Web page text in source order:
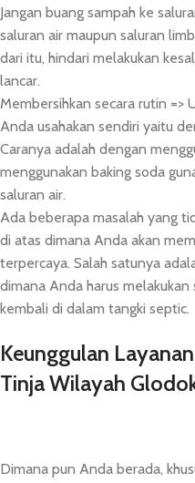
Jangan buang sampah ke
saluran air maupun saluran
dari itu, hindari melakukan
lancar.
Membersihkan secara rutin =>
Anda usahakan sendiri yaitu
Caranya adalah dengan
menggunakan baking soda
saluran air.
Ada beberapa masalah yang
di atas dimana Anda akan
terpercaya. Salah satunya
dimana Anda harus
kembali di dalam tangki septic.
Keunggulan
Tinja Wilayah
Dimana pun Anda berada,